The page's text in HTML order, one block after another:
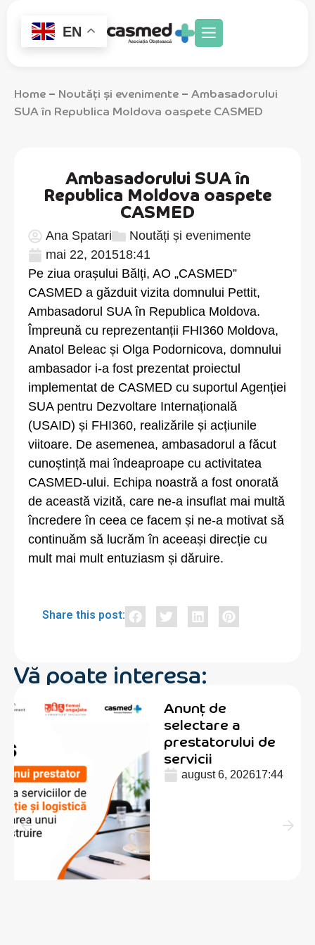
EN
Home – Noutăți și evenimente – Ambasadorului
SUA în Republica Moldova oaspete CASMED
Ambasadorului SUA în
Republica Moldova oaspete
CASMED
Ana Spatari
Noutăți și evenimente
mai 22, 201518:41
Pe ziua orașului Bălți, AO „CASMED”
CASMED a găzduit vizita domnului Pettit,
Ambasadorul SUA în Republica Moldova.
Împreună cu reprezentanții FHI360 Moldova,
Anatol Beleac și Olga Podornicova, domnului
ambasador i-a fost prezentat proiectul
implementat de CASMED cu suportul Agenției
SUA pentru Dezvoltare Internațională
(USAID) și FHI360, realizările și acțiunile
viitoare. De asemenea, ambasadorul a făcut
cunoștință mai îndeaproape cu activitatea
CASMED-ului. Echipa noastră a fost onorată
de această vizită, care ne-a insuflat mai multă
încredere în ceea ce facem și ne-a motivat să
continuăm să lucrăm în aceeași direcție cu
mult mai mult entuziasm și dăruire.
Share this post:
Vă poate interesa:
Anunț de
selectare a
prestatorului de
servicii
august 6, 202617:44